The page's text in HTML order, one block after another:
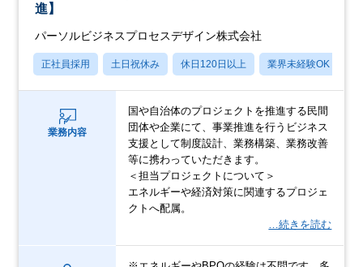
進】
パーソルビジネスプロセスデザイン株式会社
正社員採用 土日祝休み 休日120日以上 業界未経験OK
業務内容
国や自治体のプロジェクトを推進する民間
団体や企業にて、事業推進を行うビジネス
支援として制度設計、業務構築、業務改善
等に携わっていただきます。
＜担当プロジェクトについて＞
エネルギーや経済対策に関連するプロジェ
クトへ配属。
…続きを読む